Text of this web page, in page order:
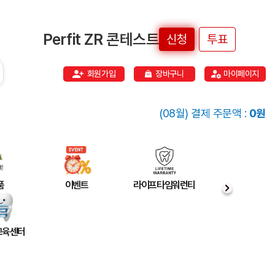
Perfit ZR 콘테스트 신청 투표
회원가입 장바구니 마이페이지
(08월) 결제 주문액 : 0원
이벤트 라이프타임워런티
센터